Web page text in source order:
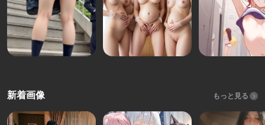
新着画像 もっと見る